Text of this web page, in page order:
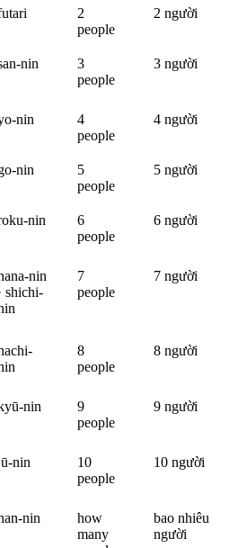
2
people
2 người
nin
3
people
3 người
nin
4
people
4 người
nin
5
people
5 người
nin
6
people
6 người
nin
shichi-
7
people
7 người
8
people
8 người
nin
9
people
9 người
nin
10
people
10 người
nin
how
many
bao nhiêu
người